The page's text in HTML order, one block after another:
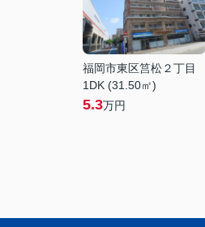
福岡市東区筥松２丁目
1DK (31.50㎡)
5.3万円